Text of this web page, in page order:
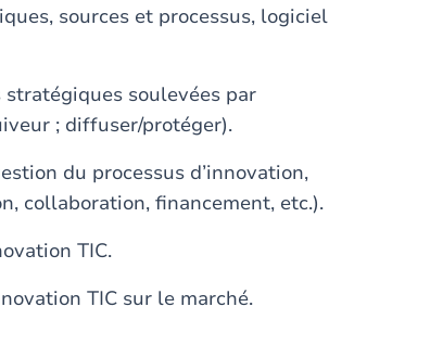
sources et processus, logiciel
soulevées par
; diffuser/protéger).
du processus d’innovation,
collaboration, financement, etc.).
TIC.
TIC sur le marché.